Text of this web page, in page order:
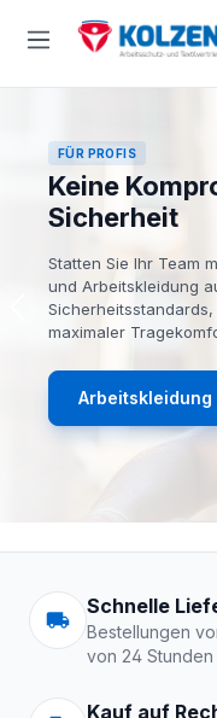
Zum Hauptinhalt
FÜR PROFIS
Keine
Sicherheit
Statten Sie Ihr Team
und Arbeitskleidung
maximaler
Arbeitskleidung
Schnelle
Bestellungen
von 24 Stunden
Kauf auf